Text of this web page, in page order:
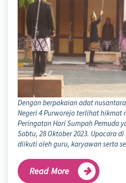
Dengan berpakaian adat
Negeri 4 Purworejo terlihat hikmat
Peringatan Hari Sumpah Pemuda
Sabtu, 28 Oktober 2023. Upacara
diikuti oleh guru, karyawan serta
Read More